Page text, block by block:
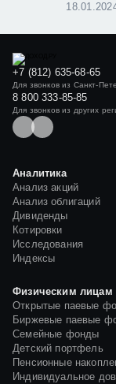
+7 (812) 635-68-65
Для звонков из Санкт-
8 800 333-85-85
Для звонков из других
Аналитика
Анализ акций
Анализ облигаций
Дивиденды
Котировки
Исследования
Индексы
Физическим лицам
Открытые паевые
Биржевые паевые
Семейные фонды
Детский портфель
Пенсионные
Индивидуальное